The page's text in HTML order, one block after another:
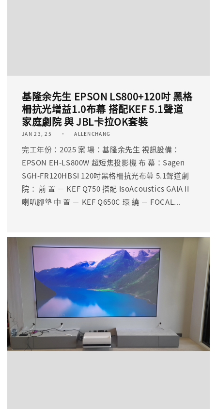
基隆余先生 EPSON LS800+120吋 黑格
柵抗光增益1.0布幕 搭配KEF 5.1聲道
家庭劇院 與 JBL卡拉OK套裝
JAN 23, 25 ALLENCHANG
完工年份：2025 案 場：基隆余先生 視訊設備：
EPSON EH-LS800W 超短焦投影機 布 幕：Sagen
SGH-FR120HBSI 120吋黑格柵抗光布幕 5.1聲道劇
院： 前 置 － KEF Q750 搭配 IsoAcoustics GAIA II
喇叭腳墊 中 置 － KEF Q650C 環 繞 － FOCAL...